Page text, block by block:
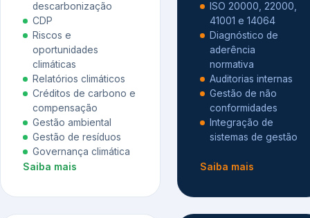
descarbonização
CDP
Riscos e
oportunidades
climáticas
Relatórios climáticos
Créditos de carbono e
compensação
Gestão ambiental
Gestão de resíduos
Governança climática
Saiba mais
ISO 20000, 22000,
41001 e 14064
Diagnóstico de
aderência
normativa
Auditorias internas
Gestão de não
conformidades
Integração de
sistemas de gestão
Saiba mais